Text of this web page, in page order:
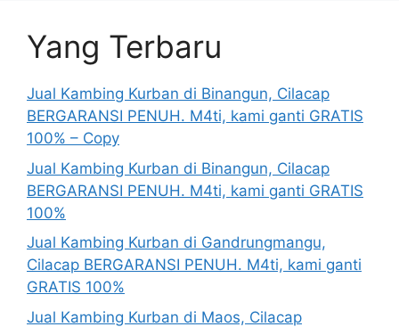
Yang Terbaru
Jual Kambing Kurban di Binangun, Cilacap
BERGARANSI PENUH. M4ti, kami ganti GRATIS
100% – Copy
Jual Kambing Kurban di Binangun, Cilacap
BERGARANSI PENUH. M4ti, kami ganti GRATIS
100%
Jual Kambing Kurban di Gandrungmangu,
Cilacap BERGARANSI PENUH. M4ti, kami ganti
GRATIS 100%
Jual Kambing Kurban di Maos, Cilacap